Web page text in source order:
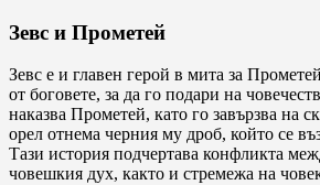
Зевс и Прометей
Зевс е и главен герой в мита за
от боговете, за да го подари на
наказва Прометей, като го завързва на
орел отнема черния му дроб, който се
Тази история подчертава конфликта
човешкия дух, както и стремежа на